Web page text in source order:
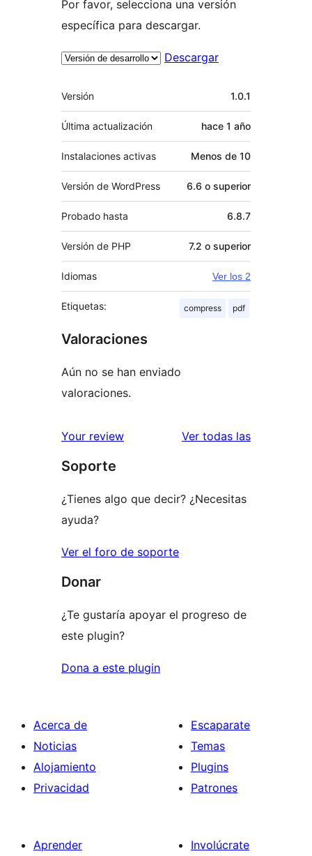
Por favor, selecciona una versión
específica para descargar.
Descargar
Meta
Versión 1.0.1
Última actualización hace 1 año
Instalaciones activas Menos de 10
Versión de WordPress 6.6 o superior
Probado hasta 6.8.7
Versión de PHP 7.2 o superior
Idiomas Ver los 2
Etiquetas: compress pdf
Valoraciones
Aún no se han enviado
valoraciones.
Your review Ver todas las
Soporte
¿Tienes algo que decir? ¿Necesitas
ayuda?
Ver el foro de soporte
Donar
¿Te gustaría apoyar el progreso de
este plugin?
Dona a este plugin
Acerca de
Noticias
Alojamiento
Privacidad
Escaparate
Temas
Plugins
Patrones
Aprender
Involúcrate